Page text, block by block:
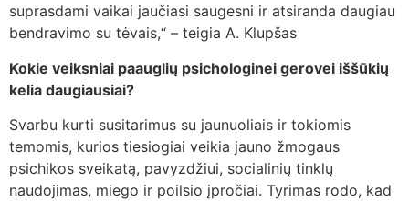
suprasdami vaikai jaučiasi saugesni ir atsiranda daugiau
bendravimo su tėvais,“ – teigia A. Klupšas
Kokie veiksniai paauglių psichologinei gerovei iššūkių
kelia daugiausiai?
Svarbu kurti susitarimus su jaunuoliais ir tokiomis
temomis, kurios tiesiogiai veikia jauno žmogaus
psichikos sveikatą, pavyzdžiui, socialinių tinklų
naudojimas, miego ir poilsio įpročiai. Tyrimas rodo, kad